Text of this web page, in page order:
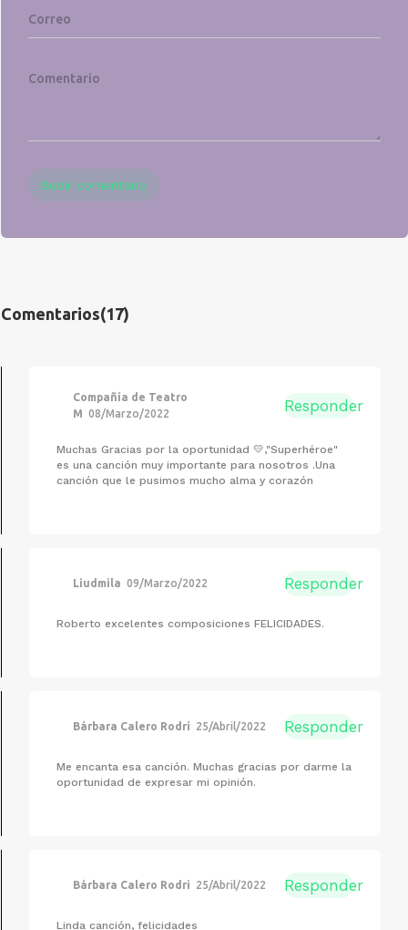
Subir comentario
Comentarios(17)
Compañía de Teatro
M 08/Marzo/2022 Responder
Muchas Gracias por la oportunidad 💛,"Superhéroe"
es una canción muy importante para nosotros .Una
canción que le pusimos mucho alma y corazón
Liudmila 09/Marzo/2022 Responder
Roberto excelentes composiciones FELICIDADES.
Bárbara Calero Rodrí 25/Abril/2022 Responder
Me encanta esa canción. Muchas gracias por darme la
oportunidad de expresar mi opinión.
Bárbara Calero Rodri 25/Abril/2022 Responder
Linda canción, felicidades